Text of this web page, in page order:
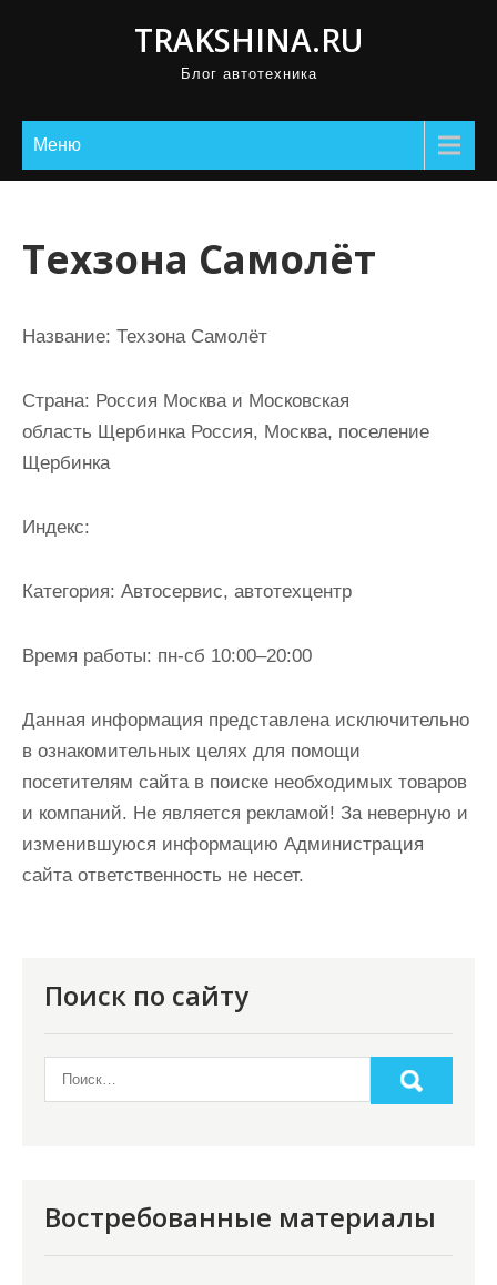
TRAKSHINA.RU
Блог автотехника
Меню
Техзона Самолёт
Название: Техзона Самолёт
Страна: Россия Москва и Московская
область Щербинка Россия, Москва, поселение
Щербинка
Индекс:
Категория: Автосервис, автотехцентр
Время работы: пн-сб 10:00–20:00
Данная информация представлена исключительно
в ознакомительных целях для помощи
посетителям сайта в поиске необходимых товаров
и компаний. Не является рекламой! За неверную и
изменившуюся информацию Администрация
сайта ответственность не несет.
Поиск по сайту
Востребованные материалы